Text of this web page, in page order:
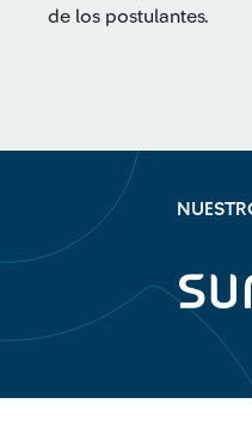
de los postulantes.